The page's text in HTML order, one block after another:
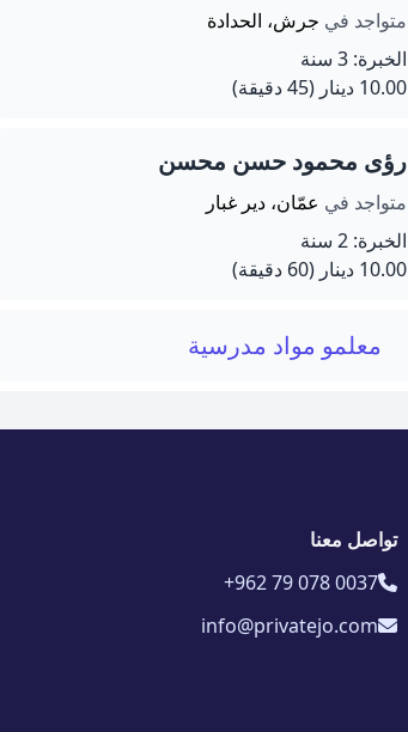
متواجد في جرش، الحدادة
الخبرة: 3 سنة
10.00 دينار
(45 دقيقة)
رؤى محمود حسن محسن
متواجد في عمّان، دير غبار
الخبرة: 2 سنة
10.00 دينار
(60 دقيقة)
معلمو مواد مدرسية
تواصل معنا
+962 79 078 0037
info@privatejo.com